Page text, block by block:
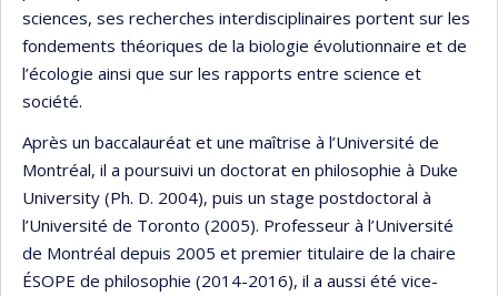
sciences, ses recherches interdisciplinaires portent sur les
fondements théoriques de la biologie évolutionnaire et de
l’écologie ainsi que sur les rapports entre science et
société.
Après un baccalauréat et une maîtrise à l’Université de
Montréal, il a poursuivi un doctorat en philosophie à Duke
University (Ph. D. 2004), puis un stage postdoctoral à
l’Université de Toronto (2005). Professeur à l’Université
de Montréal depuis 2005 et premier titulaire de la chaire
ÉSOPE de philosophie (2014-2016), il a aussi été vice-